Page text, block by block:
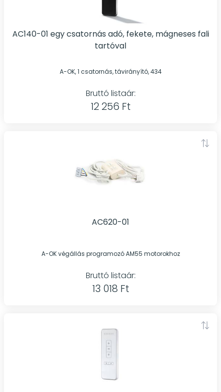
AC140-01 egy csatornás adó, fekete, mágneses fali
tartóval
A-OK, 1 csatornás, távirányító, 434
Bruttó listaár:
12 256 Ft
AC620-01
A-OK végállás programozó AM55 motorokhoz
Bruttó listaár:
13 018 Ft